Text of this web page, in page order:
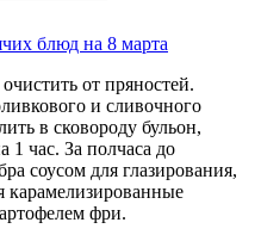
блюд на 8 марта
от пряностей.
и сливочного
в сковороду бульон,
1 час. За полчаса до
соусом для глазирования,
карамелизированные
фри.